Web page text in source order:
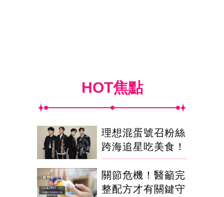
HOT焦點
理想混蛋號召粉絲
跨海追星吃美食！
關節危機！醫籲完
整配方才有關鍵守